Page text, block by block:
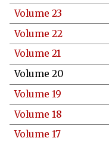
Volume 23
Volume 22
Volume 21
Volume 20
Volume 19
Volume 18
Volume 17